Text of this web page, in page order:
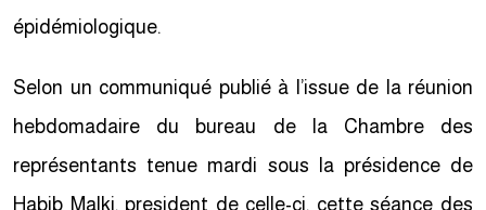
épidémiologique.
Selon un communiqué publié à l’issue de la réunion
hebdomadaire du bureau de la Chambre des
représentants tenue mardi sous la présidence de
Habib Malki, president de celle-ci, cette séance des